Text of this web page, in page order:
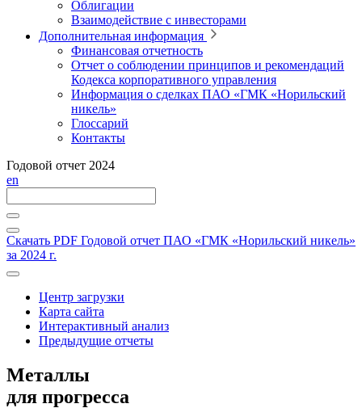
Облигации
Взаимодействие с инвесторами
Дополнительная информация
Финансовая отчетность
Отчет о соблюдении принципов и рекомендаций
Кодекса корпоративного управления
Информация о сделках ПАО «ГМК «Норильский
никель»
Глоссарий
Контакты
Годовой отчет 2024
en
Скачать PDF Годовой отчет ПАО «ГМК «Норильский никель»
за 2024 г.
Центр загрузки
Карта сайта
Интерактивный анализ
Предыдущие отчеты
Металлы
для прогресса